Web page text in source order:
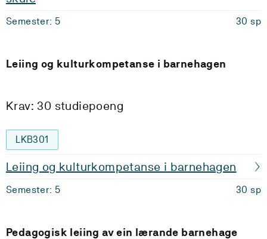
Semester: 5 30 sp
Leiing og kulturkompetanse i barnehagen
Krav: 30 studiepoeng
LKB301
Leiing og kulturkompetanse i barnehagen
Semester: 5 30 sp
Pedagogisk leiing av ein lærande barnehage